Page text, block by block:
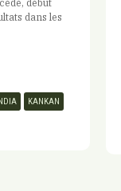
début
dans les
KANKAN